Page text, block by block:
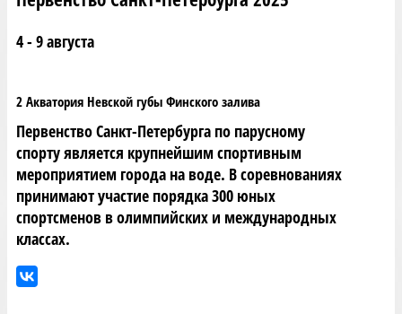
4 - 9 августа
2 Акватория Невской губы Финского залива
Первенство Санкт-Петербурга по парусному
спорту является крупнейшим спортивным
мероприятием города на воде. В соревнованиях
принимают участие порядка 300 юных
спортсменов в олимпийских и международных
классах.